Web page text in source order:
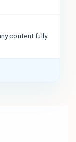
content fully